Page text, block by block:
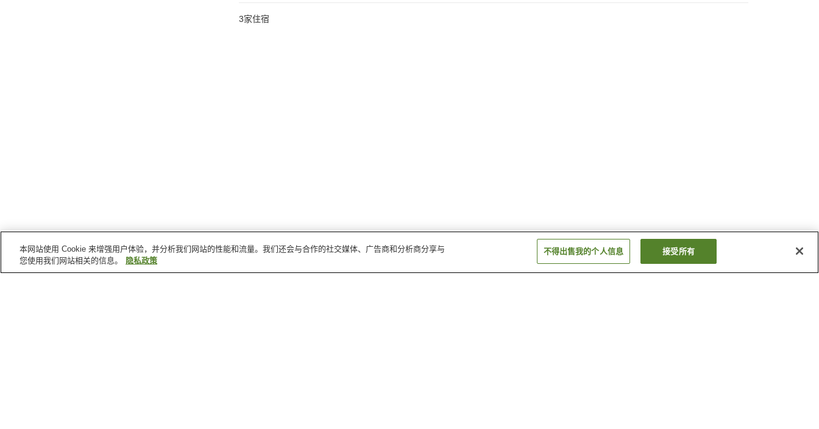
3家住宿
本网站使用 Cookie 来增强用户体验，并分析我们网站的性能和流量。我们还会与合作的社交媒体、广告商和分析商分享与
您使用我们网站相关的信息。
隐私政策
不得出售我的个人信息 接受所有